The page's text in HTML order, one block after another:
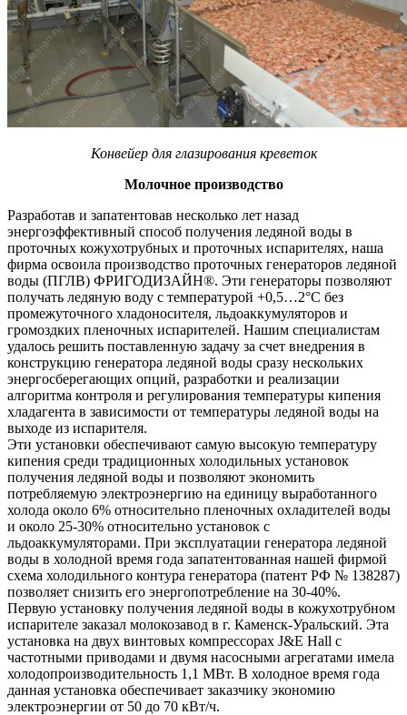
Конвейер для глазирования креветок
Молочное производство
Разработав и запатентовав несколько лет назад
энергоэффективный способ получения ледяной воды в
проточных кожухотрубных и проточных испарителях, наша
фирма освоила производство проточных генераторов ледяной
воды (ПГЛВ) ФРИГОДИЗАЙН®. Эти генераторы позволяют
получать ледяную воду с температурой +0,5…2°С без
промежуточного хладоносителя, льдоаккумуляторов и
громоздких пленочных испарителей. Нашим специалистам
удалось решить поставленную задачу за счет внедрения в
конструкцию генератора ледяной воды сразу нескольких
энергосберегающих опций, разработки и реализации
алгоритма контроля и регулирования температуры кипения
хладагента в зависимости от температуры ледяной воды на
выходе из испарителя.
Эти установки обеспечивают самую высокую температуру
кипения среди традиционных холодильных установок
получения ледяной воды и позволяют экономить
потребляемую электроэнергию на единицу выработанного
холода около 6% относительно пленочных охладителей воды
и около 25-30% относительно установок с
льдоаккумуляторами. При эксплуатации генератора ледяной
воды в холодной время года запатентованная нашей фирмой
схема холодильного контура генератора (патент РФ № 138287)
позволяет снизить его энергопотребление на 30-40%.
Первую установку получения ледяной воды в кожухотрубном
испарителе заказал молокозавод в г. Каменск-Уральский. Эта
установка на двух винтовых компрессорах J&E Hall c
частотными приводами и двумя насосными агрегатами имела
холодопроизводительность 1,1 МВт. В холодное время года
данная установка обеспечивает заказчику экономию
электроэнергии от 50 до 70 кВт/ч.